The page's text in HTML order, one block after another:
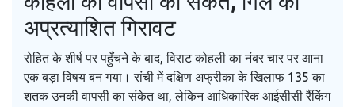
अप्रत्याशित गिरावट
रोहित के शीर्ष पर पहुँचने के बाद, विराट कोहली का नंबर चार पर आना
एक बड़ा विषय बन गया। रांची में दक्षिण अफ्रीका के खिलाफ 135 का
शतक उनकी वापसी का संकेत था, लेकिन आधिकारिक आईसीसी रैंकिंग